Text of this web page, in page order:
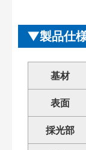
製品仕
基材
表面
採光部